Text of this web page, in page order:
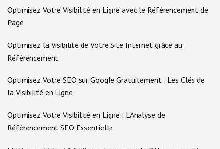
Optimisez Votre Visibilité en Ligne avec le Référencement de
Page
Optimisez la Visibilité de Votre Site Internet grâce au
Référencement
Optimisez Votre SEO sur Google Gratuitement : Les Clés de
la Visibilité en Ligne
Optimisez Votre Visibilité en Ligne : L’Analyse de
Référencement SEO Essentielle